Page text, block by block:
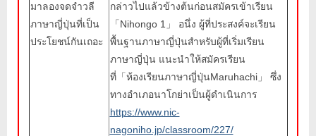
มาลองจดจำวลี
ภาษาญี่ปุ่นที่เป็น
ประโยชน์กันเถอะ
กล่าวไปแล้วข้างต้นก่อนสมัครเข้าเรียน
「Nihongo 1」 อนึ่ง ผู้ที่ประสงค์จะเรียน
พื้นฐานภาษาญี่ปุ่นสำหรับผู้ที่เริ่มเรียน
ภาษาญี่ปุ่น แนะนำให้สมัครเรียน
ที่「ห้องเรียนภาษาญี่ปุ่นMaruhachi」 ซึ่ง
ทางอำเภอนาโกย่าเป็นผู้ดำเนินการ
https://www.nic-
nagoniho.jp/classroom/227/